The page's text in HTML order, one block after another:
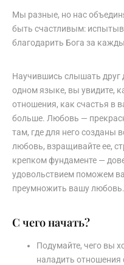
Мы разные, но нас
быть счастливым:
благодарить Бога за
Научившись слышать друг
одном языке, вы увидите,
отношения, как счастья в
больше. Любовь —
там, где для него созданы
любовь, взращивайте ее,
крепком фундаменте —
удовольствием поможем
преумножить вашу любовь.
С чего начать?
Подумайте, чего вы
наладить отношения